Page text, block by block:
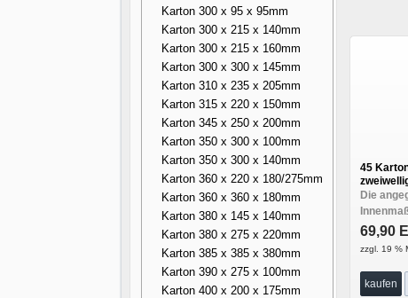
Karton 300 x 95 x 95mm
Karton 300 x 215 x 140mm
Karton 300 x 215 x 160mm
Karton 300 x 300 x 145mm
Karton 310 x 235 x 205mm
Karton 315 x 220 x 150mm
Karton 345 x 250 x 200mm
Karton 350 x 300 x 100mm
Karton 350 x 300 x 140mm
Karton 360 x 220 x 180/275mm
Karton 360 x 360 x 180mm
Karton 380 x 145 x 140mm
Karton 380 x 275 x 220mm
Karton 385 x 385 x 380mm
Karton 390 x 275 x 100mm
Karton 400 x 200 x 175mm
45
Die
69,90
zzgl. 19 %
kaufen